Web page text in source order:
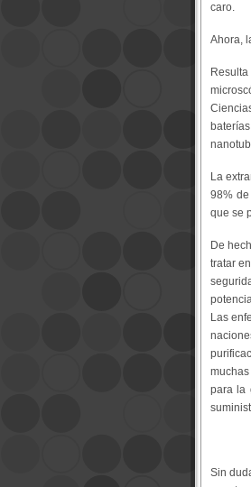
caro.
Ahora,
La
98%
que se
De
tratar
Las
para la
Sin